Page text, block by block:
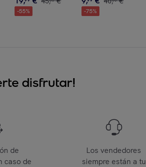
-55% -75%
disfrutar!
de
caso de
Los vendedores
siempre están a tu